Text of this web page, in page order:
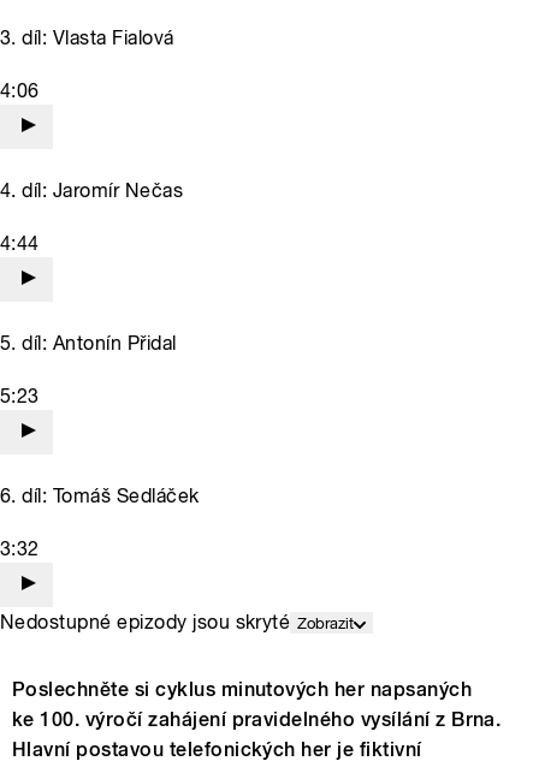
3. díl: Vlasta Fialová
4:06
4. díl: Jaromír Nečas
4:44
5. díl: Antonín Přidal
5:23
6. díl: Tomáš Sedláček
3:32
Nedostupné epizody jsou skryté Zobrazit
Poslechněte si cyklus minutových her napsaných
ke 100. výročí zahájení pravidelného vysílání z Brna.
Hlavní postavou telefonických her je fiktivní